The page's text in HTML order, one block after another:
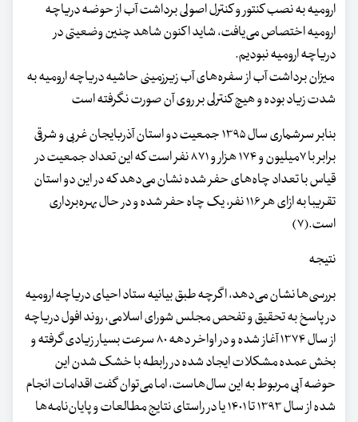
ارومیه به نصب کنتور و کنترل اصولی برداشت آب از حوضه دریاچه
ارومیه اختصاص می‌یافت، شاید اکنون شاهد چنین وضعیتی در
دریاچه ارومیه نبودیم.
میزان برداشت آب از سفره‌های آب زیرزمینی حاشیه دریاچه ارومیه به
شدت زیاد بوده و هیچ کنترلی بر روی آن صورت نگرفته است
بنابر سرشماری سال ۱۳۹۵ جمعیت دو استان آذربایجان غربی و شرقی
برابر با ۷میلیون و ۱۷۴ هزار و ۸۷۱ نفر است که این تعداد جمعیت در
قیاس با تعداد چاه‌های حفر شده نشان می‌دهد که در این دو استان
تقریبا به ازای هر ۱۱۶ نفر، یک چاه حفر شده و در حال بهره‌برداری
است.(۷)
نتیجه
بررسی‌ها نشان می‌دهد، اگرچه طبق بیانیه ستاد احیای دریاچه ارومیه
در پاسخ به تحقیق و تفحص مجلس شورای اسلامی، روند افول دریاچه
از سال ۱۳۷۴ آغاز شده و در اواخر دهه ۸۰ سرعت بسیار زیادی گرفته و
بخش عمده مشکلات ایجاد شده در رابطه با خشک شدن این
حوضه آبی مربوط به این سال‌هاست، اما می‌توان گفت اقدامات انجام
شده از سال ۱۳۹۳ تا ۱۴۰۱ یا در راستای نتایج مطالعات و پایان‌نامه‌ها